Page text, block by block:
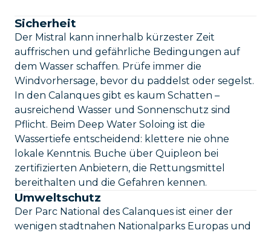
Sicherheit
Der Mistral kann innerhalb kürzester Zeit
auffrischen und gefährliche Bedingungen auf
dem Wasser schaffen. Prüfe immer die
Windvorhersage, bevor du paddelst oder segelst.
In den Calanques gibt es kaum Schatten –
ausreichend Wasser und Sonnenschutz sind
Pflicht. Beim Deep Water Soloing ist die
Wassertiefe entscheidend: klettere nie ohne
lokale Kenntnis. Buche über Quipleon bei
zertifizierten Anbietern, die Rettungsmittel
bereithalten und die Gefahren kennen.
Umweltschutz
Der Parc National des Calanques ist einer der
wenigen stadtnahen Nationalparks Europas und